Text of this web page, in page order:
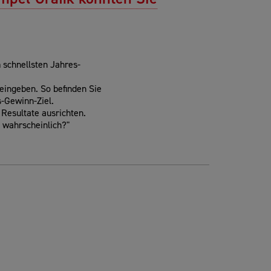
Jahres-
So befinden Sie
Gewinn-Ziel.
ausrichten.